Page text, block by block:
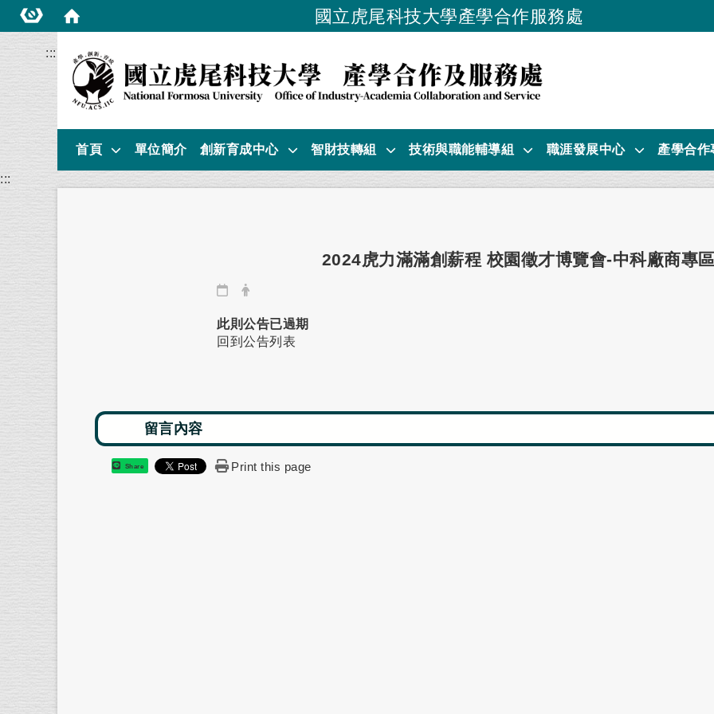
國立虎尾科技大學產學合作服務處
跳到主要內容
:::
首頁 單位簡介 創新育成中心 智財技轉組 技術與職能輔導組 職涯發展中心 產學合作
:::
2024虎力滿滿創薪程 校園徵才博覽會-中科廠商專
日期：發布者：
此則公告已過期
回到公告列表
Share Print this page